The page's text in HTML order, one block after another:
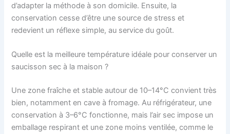
d’adapter la méthode à son domicile. Ensuite, la
conservation cesse d’être une source de stress et
redevient un réflexe simple, au service du goût.
Quelle est la meilleure température idéale pour conserver un
saucisson sec à la maison ?
Une zone fraîche et stable autour de 10–14°C convient très
bien, notamment en cave à fromage. Au réfrigérateur, une
conservation à 3–6°C fonctionne, mais l’air sec impose un
emballage respirant et une zone moins ventilée, comme le